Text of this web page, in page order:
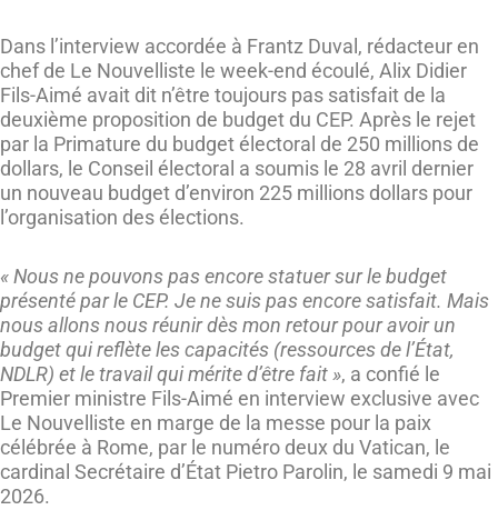
Dans l’interview accordée à Frantz Duval, rédacteur en
chef de Le Nouvelliste le week-end écoulé, Alix Didier
Fils-Aimé avait dit n’être toujours pas satisfait de la
deuxième proposition de budget du CEP. Après le rejet
par la Primature du budget électoral de 250 millions de
dollars, le Conseil électoral a soumis le 28 avril dernier
un nouveau budget d’environ 225 millions dollars pour
l’organisation des élections.
« Nous ne pouvons pas encore statuer sur le budget
présenté par le CEP. Je ne suis pas encore satisfait. Mais
nous allons nous réunir dès mon retour pour avoir un
budget qui reflète les capacités (ressources de l’État,
NDLR) et le travail qui mérite d’être fait », a confié le
Premier ministre Fils-Aimé en interview exclusive avec
Le Nouvelliste en marge de la messe pour la paix
célébrée à Rome, par le numéro deux du Vatican, le
cardinal Secrétaire d’État Pietro Parolin, le samedi 9 mai
2026.